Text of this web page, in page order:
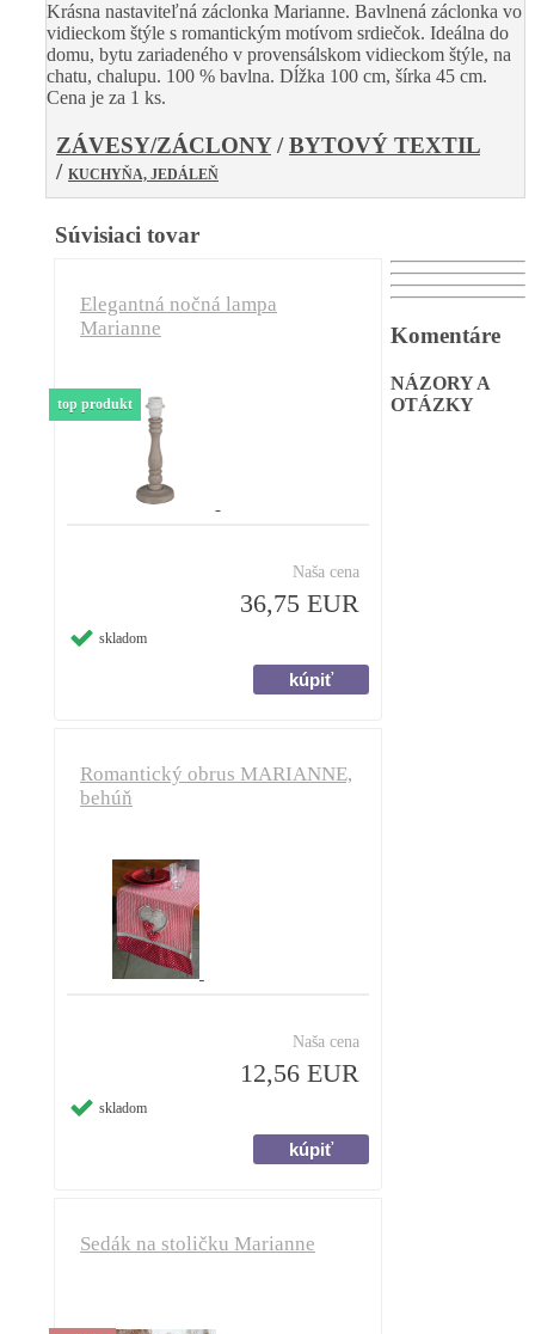
Krásna nastaviteľná záclonka Marianne. Bavlnená záclonka vo
vidieckom štýle s romantickým motívom srdiečok. Ideálna do
domu, bytu zariadeného v provensálskom vidieckom štýle, na
chatu, chalupu. 100 % bavlna. Dĺžka 100 cm, šírka 45 cm.
Cena je za 1 ks.
ZÁVESY/ZÁCLONY/BYTOVÝ TEXTIL
/ KUCHYŇA, JEDÁLEŇ
Súvisiaci tovar
Elegantná nočná lampa
Marianne
Naša cena
36,75 EUR
skladom
top produkt
Romantický obrus MARIANNE,
behúň
Naša cena
12,56 EUR
skladom
Sedák na stoličku Marianne
Komentáre
NÁZORY A
OTÁZKY